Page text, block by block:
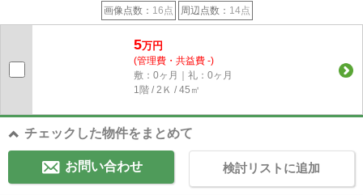
画像点数： 16点 周辺点数： 14点
5万円
(管理費・共益費 -)
敷：0ヶ月｜礼：0ヶ月
1階 / 2Ｋ / 45㎡
チェックした物件をまとめて
お問い合わせ 検討リストに追加